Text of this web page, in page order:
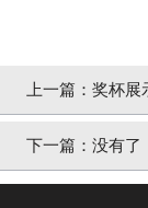
上一篇：奖杯展
下一篇：没有了